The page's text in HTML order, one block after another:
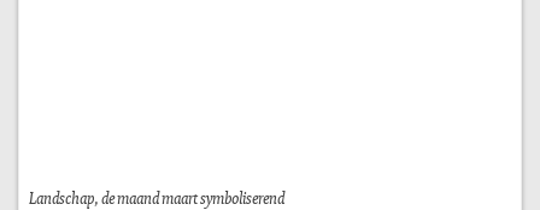
Landschap, de maand maart symboliserend